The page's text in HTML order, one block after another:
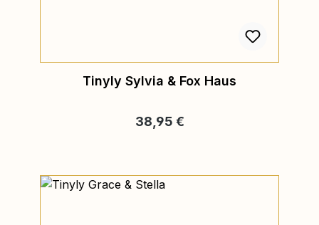
Tinyly Sylvia & Fox Haus
Regulärer Preis:
38,95 €